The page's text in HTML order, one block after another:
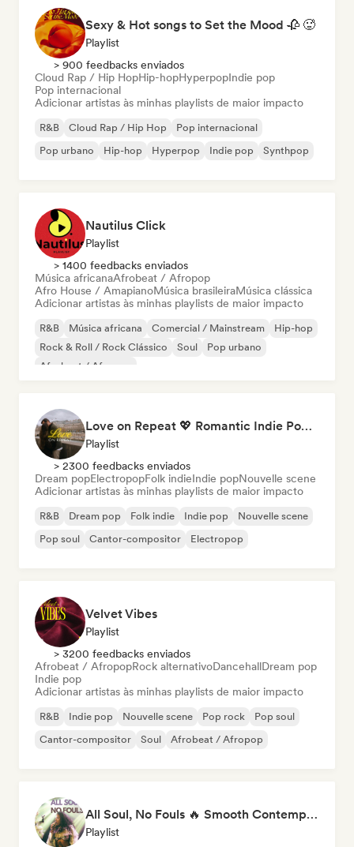
Sexy & Hot songs to Set the Mood 🥀 🥵
Playlist
> 900 feedbacks enviados
Cloud Rap / Hip HopHip-hopHyperpopIndie pop
Pop internacional
Adicionar artistas às minhas playlists de maior impacto
R&B Cloud Rap / Hip Hop
Pop internacional
Pop urbano
Hip-hop Hyperpop Indie pop Synthpop
Nautilus Click
Playlist
> 1400 feedbacks enviados
Música africanaAfrobeat / Afropop
Afro House / AmapianoMúsica brasileiraMúsica clássica
Adicionar artistas às minhas playlists de maior impacto
R&B Música africana Comercial / Mainstream
Hip-hop
Rock & Roll / Rock Clássico
Soul
Pop urbano
Afrobeat / Afropop
Love on Repeat 💖 Romantic Indie Pop, Neo Soul & Singer-Songwriter
Playlist
> 2300 feedbacks enviados
Dream popElectropopFolk indieIndie popNouvelle scene
Adicionar artistas às minhas playlists de maior impacto
R&B Dream pop Folk indie Indie pop
Nouvelle scene
Pop soul
Cantor-compositor Electropop
Velvet Vibes
Playlist
> 3200 feedbacks enviados
Afrobeat / AfropopRock alternativoDancehallDream pop
Indie pop
Adicionar artistas às minhas playlists de maior impacto
R&B Indie pop Nouvelle scene Pop rock
Pop soul
Cantor-compositor
Soul Afrobeat / Afropop
All Soul, No Fouls 🔥 Smooth Contemporary R&B & Neo Soul
Playlist